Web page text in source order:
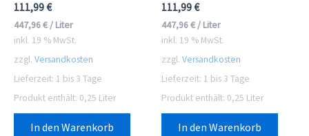
111,99€
447,96€ / Liter
inkl. 19 % MwSt.
zzgl. Versandkosten
Lieferzeit: 1 bis 3 Tage
Produkt enthält: 0,25 Liter
In den Warenkorb
111,99€
447,96€ / Liter
inkl. 19 % MwSt.
zzgl. Versandkosten
Lieferzeit: 1 bis 3 Tage
Produkt enthält: 0,25 Liter
In den Warenkorb